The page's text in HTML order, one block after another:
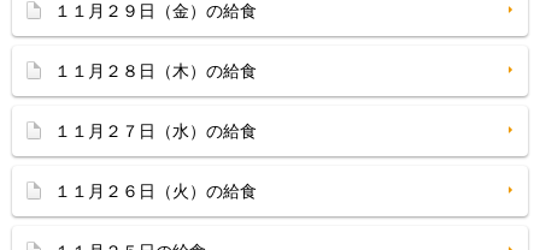
１１月２９日（金）の給食
１１月２８日（木）の給食
１１月２７日（水）の給食
１１月２６日（火）の給食